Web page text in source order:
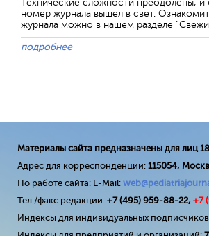
Технические сложности преодолены, и
номер журнала вышел в свет.
журнала можно в нашем разделе
подробнее
Материалы сайта предназначены для лиц
Адрес для корреспонденции: 115054,
По работе сайта: E-Mail:
Тел./факс редакции: +7 (495) 959-88-22, +7 (
Индексы для индивидуальных